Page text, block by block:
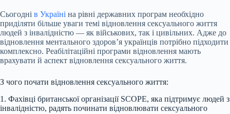
Сьогодні в Україні на рівні державних програм необхідно
приділяти більше уваги темі відновлення сексуального життя
людей з інвалідністю — як військових, так і цивільних. Адже до
відновлення ментального здоров’я українців потрібно підходити
комплексно. Реабілітаційні програми відновлення мають
врахувати й аспект відновлення сексуального життя.
З чого почати відновлення сексуального життя:
1. Фахівці британської організації SCOPE, яка підтримує людей з
інвалідністю, радять починати відновлювати сексуального